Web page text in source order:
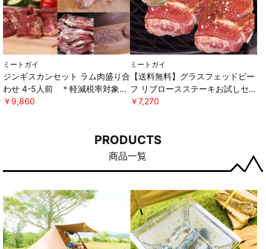
ミートガイ
ジンギスカンセット ラム肉盛り合
わせ 4-5人前 ＊軽減税率対象
[ミートガイ]
￥9,860
ミートガイ
【送料無料】グラスフェッドビー
フ リブロースステーキお試しセッ
ト オリジナルスパイス付き ＊軽
￥7,270
PRODUCTS
商品一覧